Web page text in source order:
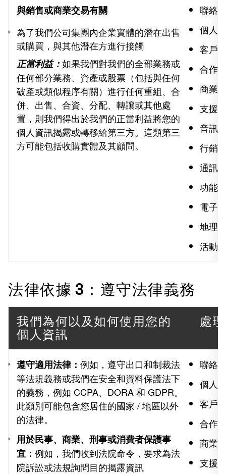
與銷售或商業交易有關
為了我們公司集團內企業實體的潛在出售
或購買，與其他潛在方進行接觸
正當利益：如果我們對我們的全部業務或
任何部分業務、資產或股票（包括與任何
破產或類似程序有關）進行任何重組、合
併、出售、合資、分配、轉讓或其他處
置，則我們得出於我們的正當利益將您的
個人資訊揭露或轉移給第三方。這類第三
方可能包括收購實體及其顧問。
聯絡
個人
客戶
合作
商業
支援
音訊
行銷
通訊
功能
電子
地理
活動
法律依據 3：遵守法律義務
我們為何以及如何使用您的
個人資訊
處
遵守適用法律： 例如，遵守出口和制裁法
等法規義務或我們在安全和資料保護法下
的義務，例如 CCPA、DORA 和 GDPR。
此類別可能包含您居住的國家 / 地區以外
的法律。
用於民事、商業、刑事或消費者保護事
宜： 例如，我們收到法院命令，要求為法
院訴訟或法規詢問目的揭露資訊
聯絡
個人
客戶
合作
商業
支援